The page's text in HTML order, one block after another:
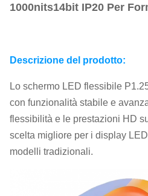
1000nits14bit IP20 Per
Descrizione del prodotto:
Lo schermo LED flessibile
con funzionalità stabile e
flessibilità e le prestazioni HD
scelta migliore per i display
modelli tradizionali.